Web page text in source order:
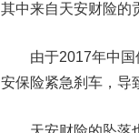
其中来自天安财险的
由于2017年中国保
安保险紧急刹车，导